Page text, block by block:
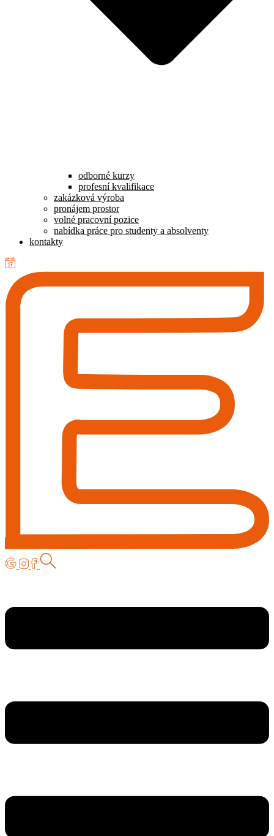
odborné kurzy
profesní kvalifikace
zakázková výroba
pronájem prostor
volné pracovní pozice
nabídka práce pro studenty a absolventy
kontakty